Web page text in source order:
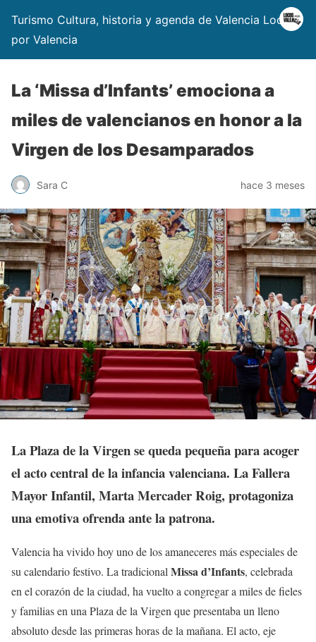
Turismo Cultura, historia y agenda de Valencia Locos
por Valencia
La ‘Missa d’Infants’ emociona a
miles de valencianos en honor a la
Virgen de los Desamparados
Sara C hace 3 meses
La Plaza de la Virgen se queda pequeña para acoger
el acto central de la infancia valenciana. La Fallera
Mayor Infantil, Marta Mercader Roig, protagoniza
una emotiva ofrenda ante la patrona.
Valencia ha vivido hoy uno de los amaneceres más especiales de
su calendario festivo. La tradicionalMissa d’Infants, celebrada
en el corazón de la ciudad, ha vuelto a congregar a miles de fieles
y familias en una Plaza de la Virgen que presentaba un lleno
absoluto desde las primeras horas de la mañana. El acto, eje